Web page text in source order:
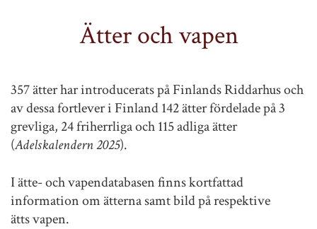
Ätter och vapen
357 ätter har introducerats på Finlands Riddarhus och
av dessa fortlever i Finland 142 ätter fördelade på 3
grevliga, 24 friherrliga och 115 adliga ätter
(Adelskalendern 2025).
I ätte- och vapendatabasen finns kortfattad
information om ätterna samt bild på respektive
ätts vapen.